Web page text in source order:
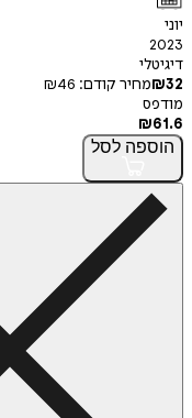
יוני
2023
דיגיטלי
₪32 מחיר קודם: ₪46
מודפס
₪61.6
הוספה לסל